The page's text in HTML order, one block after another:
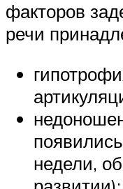
факторов
речи
недели,